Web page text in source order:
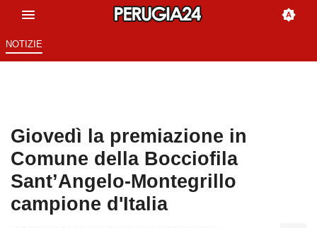
NOTIZIE
Giovedì la premiazione in
Comune della Bocciofila
Sant’Angelo-Montegrillo
campione d'Italia